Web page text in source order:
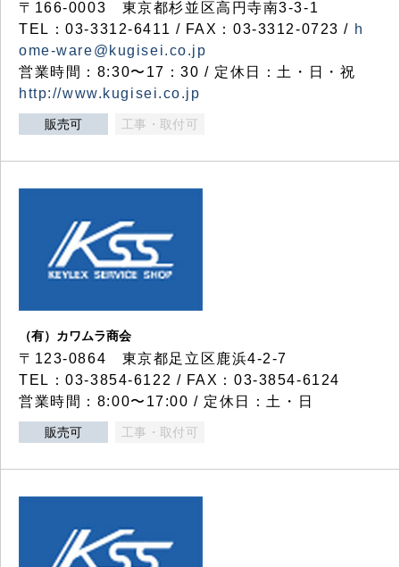
〒166-0003 東京都杉並区高円寺南3-3-1
TEL：03-3312-6411 / FAX：03-3312-0723 / h
ome-ware@kugisei.co.jp
営業時間：8:30〜17：30 / 定休日：土・日・祝
http://www.kugisei.co.jp
販売可 工事・取付可
（有）カワムラ商会
〒123-0864 東京都足立区鹿浜4-2-7
TEL：03-3854-6122 / FAX：03-3854-6124
営業時間：8:00〜17:00 / 定休日：土・日
販売可 工事・取付可